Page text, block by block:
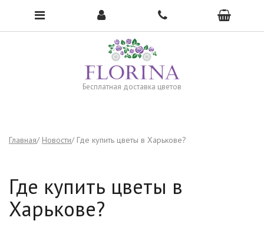
Бесплатная доставка цветов
Чтобы открыть меню, нажмите сюда →
Главная Новости Где купить цветы в Харькове?
Где купить цветы в
Харькове?